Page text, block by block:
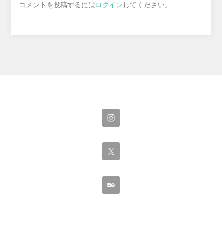
コメントを投稿するにはログイン してください。